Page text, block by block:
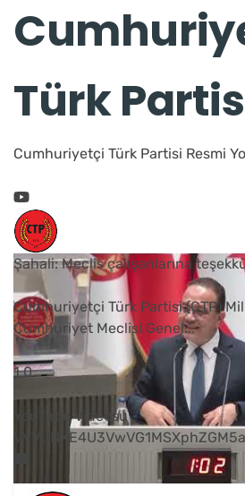
Türk
Cumhuriyetçi Türk Partisi Resmi
Şahali: Meclis çalışanlarına
Cumhuriyetçi Türk Partisi (CTP)
Cumhuriyet Meclisi Genel...
1 0
YouTube Videosu